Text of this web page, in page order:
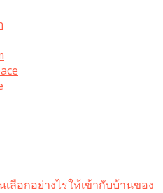
ลือกอย่างไรให้เข้ากับบ้านของ